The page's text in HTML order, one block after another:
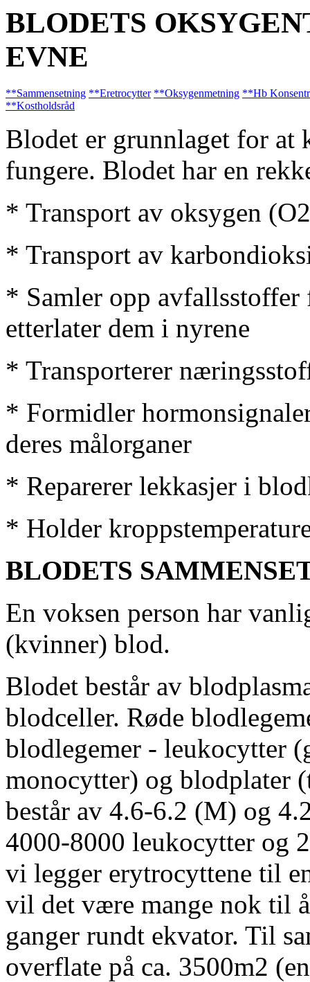
BLODETS
EVNE
**Sammensetning **Eretrocytter **Oksygenmetning **Hb
**Kostholdsråd
Blodet er grunnlaget for at
fungere. Blodet har en
* Transport av oksygen
* Transport av
* Samler opp
etterlater dem i nyrene
* Transporterer
* Formidler
deres målorganer
* Reparerer lekkasjer i
* Holder
BLODETS
En voksen person har
(kvinner) blod.
Blodet består av
blodceller. Røde
blodlegemer - leukocytter
monocytter) og blodplater
består av 4.6-6.2 (M) og
4000-8000 leukocytter og
vi legger erytrocyttene til
vil det være mange nok til
ganger rundt ekvator. Til
overflate på ca. 3500m2